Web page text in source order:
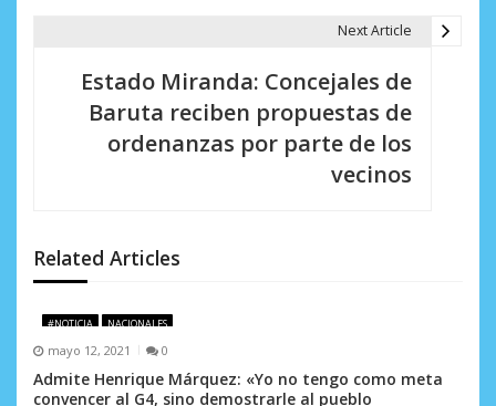
d
e
n
Next Article
Estado Miranda: Concejales de
Baruta reciben propuestas de
ordenanzas por parte de los
vecinos
Related Articles
#NOTICIA NACIONALES
mayo 12, 2021 0
Admite Henrique Márquez: «Yo no tengo como meta
convencer al G4, sino demostrarle al pueblo